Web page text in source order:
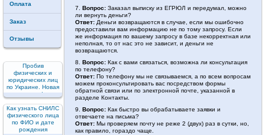
7.
Вопрос:Заказал выписку из ЕГРЮЛ и передумал, можно
ли вернуть деньги?
Ответ:Деньги возвращаются в случае, если мы ошибочно
предоставили вам информацию не по тому запросу. Если
же информация по вашему запросу в базе некорректная или
неполная, то от нас это не зависит, и деньги не
возвращаются.
8.
Вопрос:Как с вами связаться, возможна ли консультация
по телефону?
Ответ:По телефону мы не связываемся, а по всем вопросам
можем проконсультировать вас посредством формы
обратной связи или по электронной почте, указанной в
разделе Контакты.
9.
Вопрос:Как быстро вы обрабатываете заявки и
отвечаете на письма?
Ответ:Мы проверяем почту не реже 2 (двух) раз в сутки, но,
как правило, гораздо чаще.
Оплата
Заказ
Отзывы
Пробив
физических и
юридических лиц
по Украине. Новая
услуга!
Как узнать СНИЛС
физического лица
по ФИО и дате
рождения